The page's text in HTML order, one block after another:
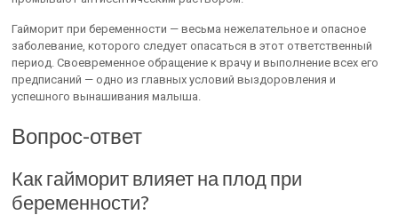
Гайморит при беременности — весьма нежелательное и опасное
заболевание, которого следует опасаться в этот ответственный
период. Своевременное обращение к врачу и выполнение всех его
предписаний — одно из главных условий выздоровления и
успешного вынашивания малыша.
Вопрос-ответ
Как гайморит влияет на плод при
беременности?